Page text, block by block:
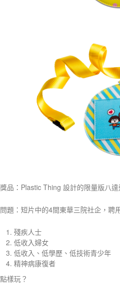
獎品：Plastic Thing 設計的限量版八
問題：短片中的4間東華三院社企，聘
殘疾人士
低收入婦女
低收入、低學歷、低技術青少年
精神病康復者
點樣玩？